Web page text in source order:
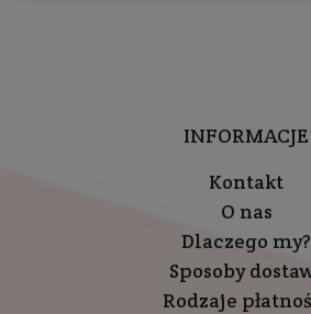
INFORMACJE
Kontakt
O nas
Dlaczego my?
Sposoby
Rodzaje